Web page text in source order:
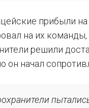
прибыли
на их
решили
он начал